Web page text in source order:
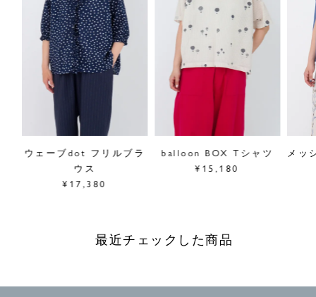
ウェーブdot フリルブラ
ウス
¥17,380
balloon BOX Tシャツ
¥15,180
メッ
最近チェックした商品